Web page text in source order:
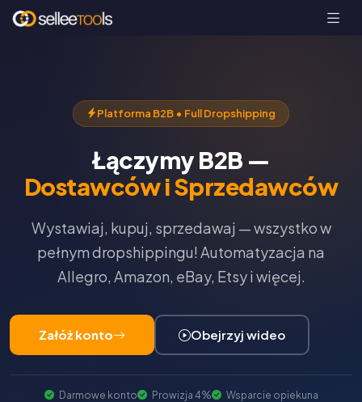
Platforma B2B • Full Dropshipping
Łączymy B2B —
Dostawców i Sprzedawców
Wystawiaj, kupuj, sprzedawaj — wszystko w
pełnym dropshippingu! Automatyzacja na
Allegro, Amazon, eBay, Etsy i więcej.
Załóż konto Obejrzyj wideo
Darmowe konto Prowizja 4% Wsparcie opiekuna